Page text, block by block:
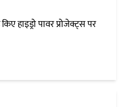
हाइड्रो पावर प्रोजेक्ट्स पर